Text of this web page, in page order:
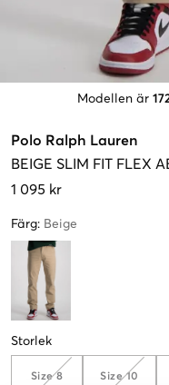
Modellen är
Polo Ralph Lauren
BEIGE SLIM FIT FLEX
1 095 kr
Färg: Beige
Storlek
Size 8 Size 10